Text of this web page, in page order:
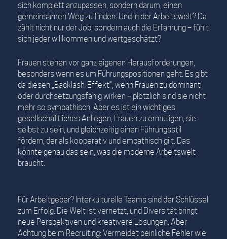
sich komplett anzupassen, sondern darum, einen
gemeinsamen Weg zu finden. Und in der Arbeitswelt? Da
zählt nicht nur der Job, sondern auch die Erfahrung – fühlt
sich jeder willkommen und wertgeschätzt?
Frauen stehen vor ganz eigenen Herausforderungen,
besonders wenn es um Führungspositionen geht. Es gibt
da diesen „Backlash-Effekt“, wenn Frauen zu dominant
oder durchsetzungsfähig wirken – plötzlich sind sie nicht
mehr so sympathisch. Aber es ist ein wichtiges
gesellschaftliches Anliegen, Frauen zu ermutigen, sie
selbst zu sein, und gleichzeitig einen Führungsstil
fördern, der als kooperativ und empathisch gilt. Das
könnte genau das sein, was die moderne Arbeitswelt
braucht.
Für Arbeitgeber? Interkulturelle Teams sind der Schlüssel
zum Erfolg. Die Welt ist vernetzt, und Diversität bringt
neue Perspektiven und kreativere Lösungen. Aber
Achtung beim Recruiting: Vermeidet peinliche Fehler wie